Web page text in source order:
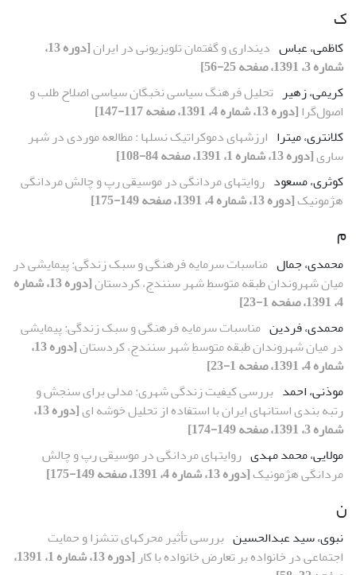
ک
کاظمی، عباس دین‏داری و گفتمان تلویزیونی در ایران
[دوره 13،
شماره 3، 1391، صفحه 25-56]
کریمی، زهیر تحلیل فرهنگ سیاسی نخبگان سیاسی اصلاح طلب و
اصول‌گرا[دوره 13، شماره 4، 1391، صفحه 117-147]
کلانترى، میترا ارزشهاى دموکراتیک نسلها : مطالعه موردى در شهر
سارى[دوره 13، شماره 1، 1391، صفحه 84-108]
کوثری، مسعود روایت‏های مردانگی در موسیقی رپ و چالش مردانگی
هژمونیک[دوره 13، شماره 4، 1391، صفحه 149-175]
م
محمدی، جمال مناسبات سرمایه فرهنگی و سبک زندگی: پیمایشی در
میان شهروندان طبقه متوسطِ شهر سنندج، کردستان
[دوره 13، شماره
4، 1391، صفحه 1-23]
محمدی، فردین مناسبات سرمایه فرهنگی و سبک زندگی: پیمایشی
در میان شهروندان طبقه متوسطِ شهر سنندج، کردستان
[دوره 13،
شماره 4، 1391، صفحه 1-23]
موذنی، احمد بررسی کیفیت زندگی شهری: مدلی برای سنجش و
رتبه بندی استان‏ها‏ی ایران با استفاده از تحلیل خوشه ‏ای
[دوره 13،
شماره 3، 1391، صفحه 149-174]
مولایی، محمد مهدی روایت‏های مردانگی در موسیقی رپ و چالش
مردانگی هژمونیک[دوره 13، شماره 4، 1391، صفحه 149-175]
ن
نبوى، سید عبدالحسین بررسى تأثیر محرکهاى تنشزا و حمایت
اجتماعى در خانواده بر تعارض خانواده با کار
[دوره 13، شماره 1، 1391،